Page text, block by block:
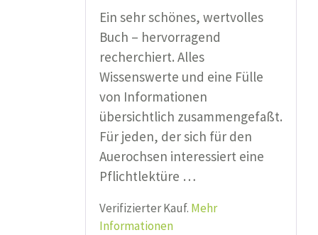
Ein sehr schönes, wertvolles
Buch – hervorragend
recherchiert. Alles
Wissenswerte und eine Fülle
von Informationen
übersichtlich zusammengefaßt.
Für jeden, der sich für den
Auerochsen interessiert eine
Pflichtlektüre …
Verifizierter Kauf. Mehr
Informationen